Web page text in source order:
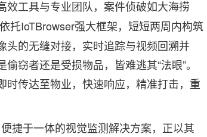
效工具与专业团队，案件侦破如大海捞
托IoTBrowser强大框架，短短两周内构筑
的无缝对接，实时追踪与视频回溯并
窃者还是受损物品，皆难逃其“法眼”。
传达至物业，快速响应，精准打击，重
捷于一体的视觉监测解决方案，正以其